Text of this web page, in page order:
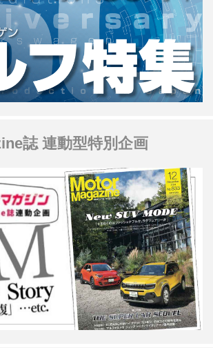
誌 連動型特別企画